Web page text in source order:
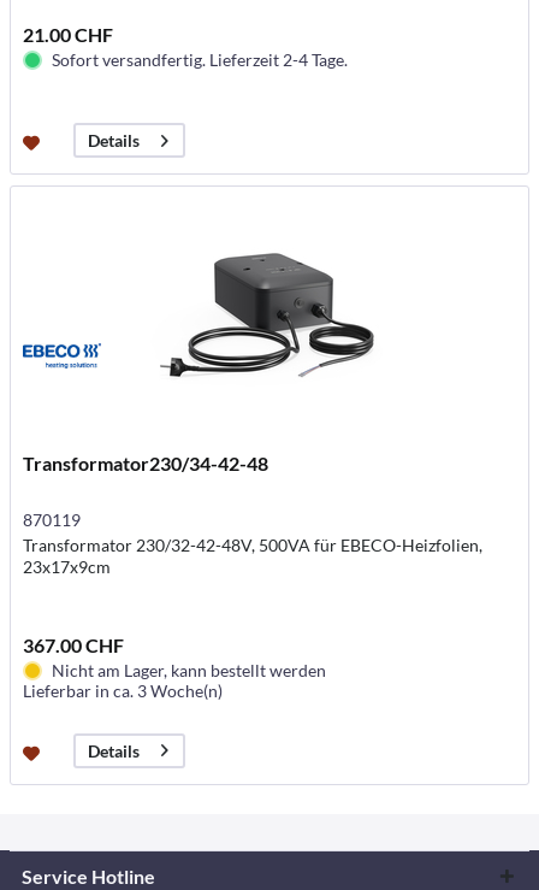
21.00 CHF
Sofort versandfertig. Lieferzeit 2-4 Tage.
Details
Transformator230/34-42-48
870119
Transformator 230/32-42-48V, 500VA für EBECO-Heizfolien,
23x17x9cm
367.00 CHF
Nicht am Lager, kann bestellt werden
Lieferbar in ca. 3 Woche(n)
Details
Service Hotline